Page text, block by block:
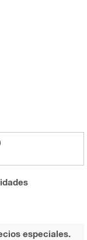
especiales.